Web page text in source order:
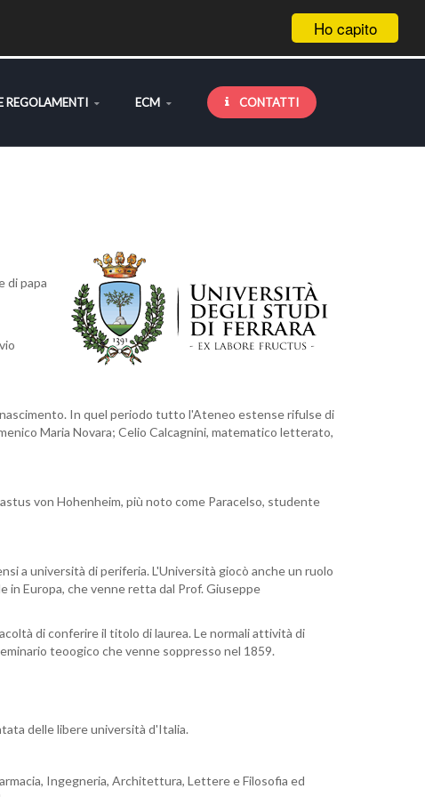
Ho capito
REGOLAMENTI ECM CONTATTI
di papa
In quel periodo tutto l'Ateneo estense rifulse di
Maria Novara; Celio Calcagnini, matematico letterato,
von Hohenheim, più noto come Paracelso, studente
a università di periferia. L'Università giocò anche un ruolo
Europa, che venne retta dal Prof. Giuseppe
di conferire il titolo di laurea. Le normali attività di
teoogico che venne soppresso nel 1859.
delle libere università d'Italia.
Ingegneria, Architettura, Lettere e Filosofia ed